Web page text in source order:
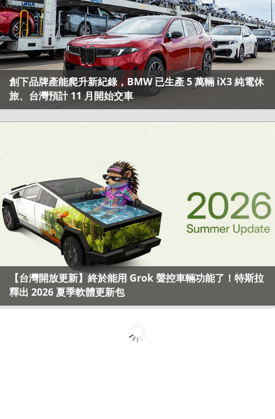
創下品牌產能爬升新紀錄，BMW 已生產 5 萬輛 iX3 純電休
旅、台灣預計 11 月開始交車
【台灣開放更新】終於能用 Grok 聲控車輛功能了！特斯拉
釋出 2026 夏季軟體更新包